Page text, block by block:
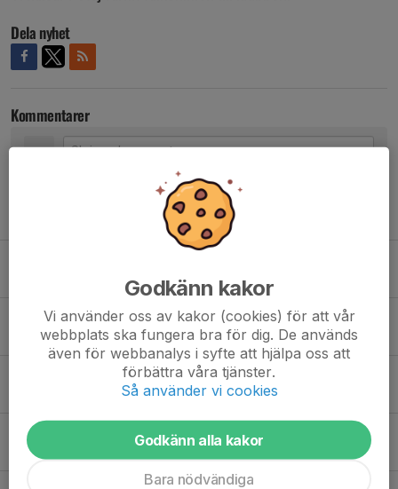
Dela nyhet
Kommentarer
3 apr, 12:48 0
Officiellt: Johan Ewaldh ny tränare 2026
1 nov 2025 0
Nyförvärv i tolfte timmen
18 apr 2025 0
Ännu ett nyförvärv ansluter!
Godkänn kakor
Vi använder oss av kakor (cookies) för att vår
webbplats ska fungera bra för dig. De används
även för webbanalys i syfte att hjälpa oss att
förbättra våra tjänster.
Så använder vi cookies
Godkänn alla kakor
Bara nödvändiga